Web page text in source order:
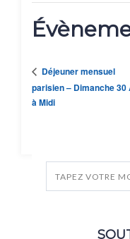
Déjeuner mensuel
parisien – Dimanche 30
à Midi